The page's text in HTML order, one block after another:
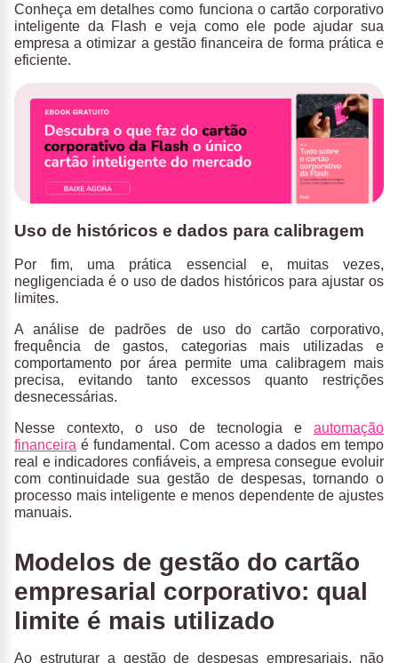
Conheça em detalhes como funciona o cartão corporativo
inteligente da Flash e veja como ele pode ajudar sua
empresa a otimizar a gestão financeira de forma prática e
eficiente.
Uso de históricos e dados para calibragem
Por fim, uma prática essencial e, muitas vezes,
negligenciada é o uso de dados históricos para ajustar os
limites.
A análise de padrões de uso do cartão corporativo,
frequência de gastos, categorias mais utilizadas e
comportamento por área permite uma calibragem mais
precisa, evitando tanto excessos quanto restrições
desnecessárias.
Nesse contexto, o uso de tecnologia e automação
financeira é fundamental. Com acesso a dados em tempo
real e indicadores confiáveis, a empresa consegue evoluir
com continuidade sua gestão de despesas, tornando o
processo mais inteligente e menos dependente de ajustes
manuais.
Modelos de gestão do cartão
empresarial corporativo: qual
limite é mais utilizado
Ao estruturar a gestão de despesas empresariais, não